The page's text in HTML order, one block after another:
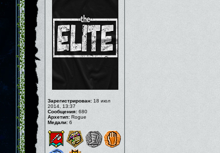
Зарегистрирован: 18 июл
2014, 13:37
Сообщения: 680
Архетип: Rogue
Медали: 6